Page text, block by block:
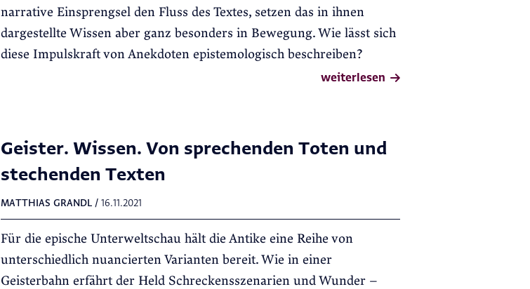
narrative Einsprengsel den Fluss des Textes, setzen das in ihnen
dargestellte Wissen aber ganz besonders in Bewegung. Wie lässt sich
diese Impulskraft von Anekdoten epistemologisch beschreiben?
weiterlesen
Geister. Wissen. Von sprechenden Toten und
stechenden Texten
MATTHIAS GRANDL/ 16.11.2021
Für die epische Unterweltschau hält die Antike eine Reihe von
unterschiedlich nuancierten Varianten bereit. Wie in einer
Geisterbahn erfährt der Held Schreckensszenarien und Wunder –